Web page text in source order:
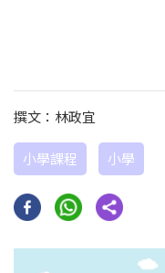
撰文：林政宜
小學課程 小學